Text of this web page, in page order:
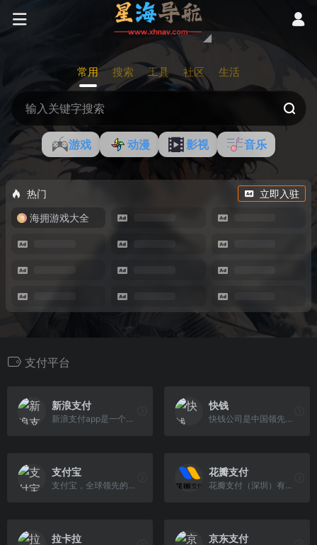
常用 搜索 工具 社区 生活
游戏 动漫 影视 音乐
热门
立即入驻
海拥游戏大全
支付平台
新浪支付
新浪支付app是一个互联网金融...
快钱
快钱公司是中国领先的互联网...
支付宝
支付宝，全球领先的独立第三方支付平台，致力于为广大用户提供安全快速的电子支付/网上支付/安全支付/手机支付体验，及转账收款/水电煤缴费/信用卡还款/AA收 款等生活服务应用。
花瓣支付
花瓣支付（深圳）有限公司于2013年6月18日在深圳市市场监督管理局前海注册工作组登记成立，法定代表人郑丽英，是华为技术有限公司旗下公司。
拉卡拉 京东支付